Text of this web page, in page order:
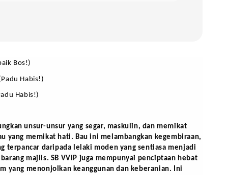
Bos!)
Habis!)
Habis!)
unsur-unsur yang segar, maskulin, dan memikat
yang memikat hati. Bau ini melambangkan kegembiraan,
terpancar daripada lelaki moden yang sentiasa menjadi
majlis. SB VVIP juga mempunyai penciptaan hebat
yang menonjolkan keanggunan dan keberanian. Ini